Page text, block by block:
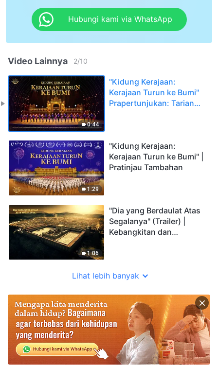
Hubungi kami via WhatsApp
Video Lainnya 2/10
0:44
"Kidung Kerajaan:
Kerajaan Turun ke Bumi"
Prapertunjukan: Tarian
1:29
"Kidung Kerajaan:
Kerajaan Turun ke Bumi" |
Pratinjau Tambahan
1:06
"Dia yang Berdaulat Atas
Segalanya" (Trailer) |
Kebangkitan dan
Lihat lebih banyak